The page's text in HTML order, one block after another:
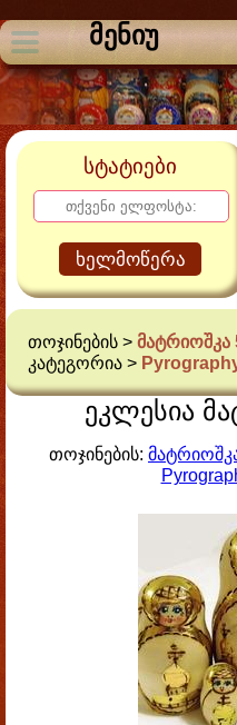
მენიუ
სტატიები
ხელმოწერა
თოჯინების > მატრიოშკა
კატეგორია >
ეკლესია
თოჯინების: